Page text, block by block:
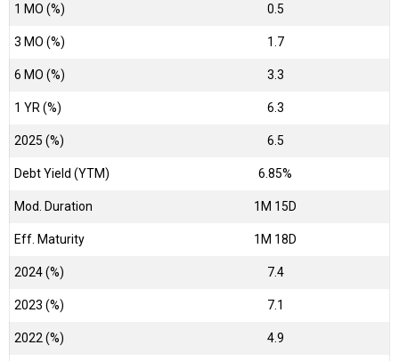
1 MO (%) 0.5
3 MO (%) 1.7
6 MO (%) 3.3
1 YR (%) 6.3
2025 (%) 6.5
Debt Yield (YTM) 6.85%
Mod. Duration 1M 15D
Eff. Maturity 1M 18D
2024 (%) 7.4
2023 (%) 7.1
2022 (%) 4.9